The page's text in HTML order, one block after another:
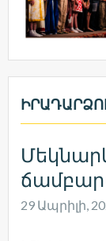
29 Ապրիլի,